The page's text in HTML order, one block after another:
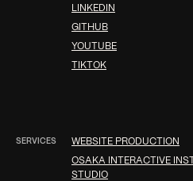
LINKEDIN
GITHUB
YOUTUBE
TIKTOK
SERVICES WEBSITE PRODUCTION
OSAKA INTERACTIVE
STUDIO